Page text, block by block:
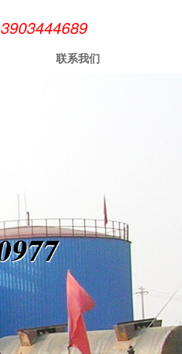
联系我们